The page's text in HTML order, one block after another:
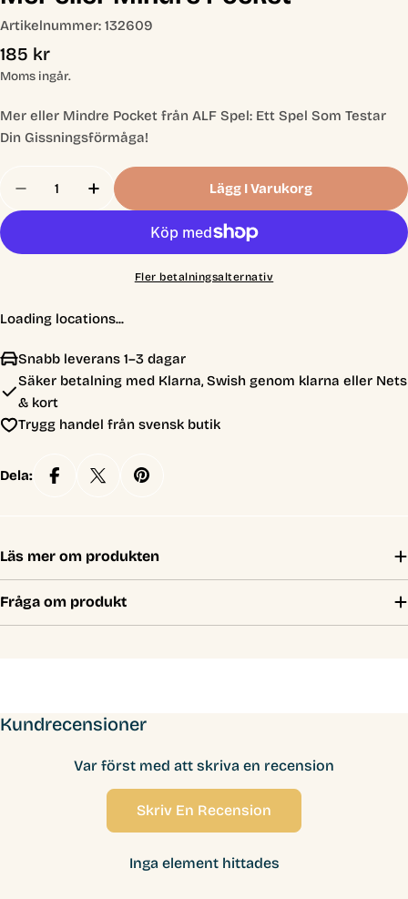
Artikelnummer: 132609
Ordinarie
pris
185 kr
Moms ingår.
Mer eller Mindre Pocket från ALF Spel: Ett Spel Som Testar
Din Gissningsförmåga!
Minska Antal För Mer Eller Mindre Pocket
Öka Antal För Mer Eller Mindre Pocket
Lägg I Varukorg
Fler betalningsalternativ
Loading locations...
Snabb leverans 1–3 dagar
Säker betalning med Klarna, Swish genom klarna eller Nets
& kort
Trygg handel från svensk butik
Dela:
Läs mer om produkten
Fråga om produkt
Kundrecensioner
Var först med att skriva en recension
Skriv En Recension
Inga element hittades